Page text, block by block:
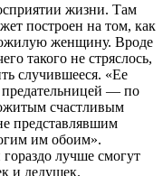
жизни. Там
построен на том, как
женщину. Вроде
такого не стряслось,
случившееся. «Ее
предательницей — по
счастливым
представлявшим
им обоим».
гораздо лучше смогут
и дедушек.